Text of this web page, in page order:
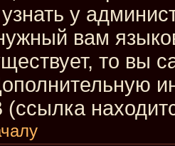
у
вам
то вы
(ссылка